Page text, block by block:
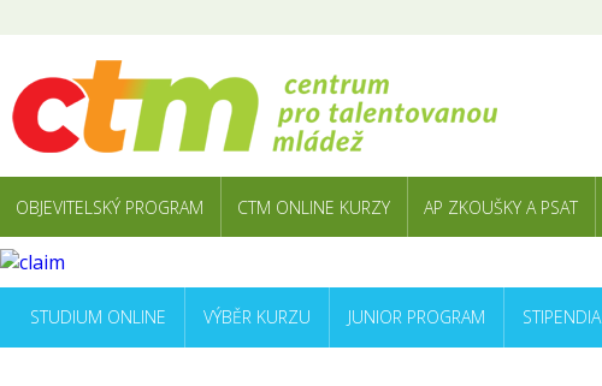
OBJEVITELSKÝ PROGRAM CTM ONLINE KURZY AP ZKOUŠKY A PSAT
STUDIUM ONLINE VÝBĚR KURZU JUNIOR PROGRAM STIPENDIA